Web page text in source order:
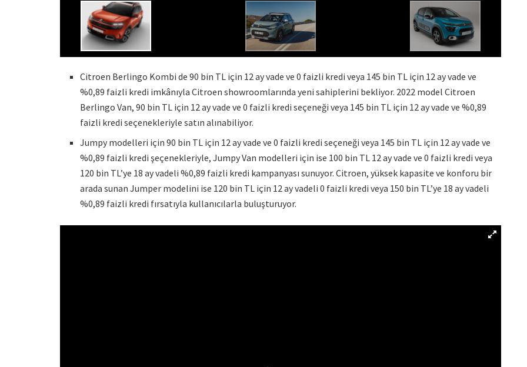
Citroen Berlingo Kombi de 90 bin TL için 12 ay vade ve 0 faizli kredi veya 145 bin TL için 12 ay vade ve
%0,89 faizli kredi imkânıyla Citroen showroomlarında yeni sahiplerini bekliyor. 2022 model Citroen
Berlingo Van, 90 bin TL için 12 ay vade ve 0 faizli kredi seçeneği veya 145 bin TL için 12 ay vade ve %0,89
faizli kredi seçenekleriyle satın alınabiliyor.
Jumpy modelleri için 90 bin TL için 12 ay vade ve 0 faizli kredi seçeneği veya 145 bin TL için 12 ay vade ve
%0,89 faizli kredi şeçenekleriyle, Jumpy Van modelleri için ise 100 bin TL 12 ay vade ve 0 faizli kredi veya
120 bin TL’ye 18 ay vadeli %0,89 faizli kredi kampanyası sunuyor. Citroen, yüksek kapasite ve konforu bir
arada sunan Jumper modelini ise 120 bin TL için 12 ay vadeli 0 faizli kredi veya 150 bin TL’ye 18 ay vadeli
%0,89 faizli kredi fırsatıyla kullanıcılarla buluşturuyor.